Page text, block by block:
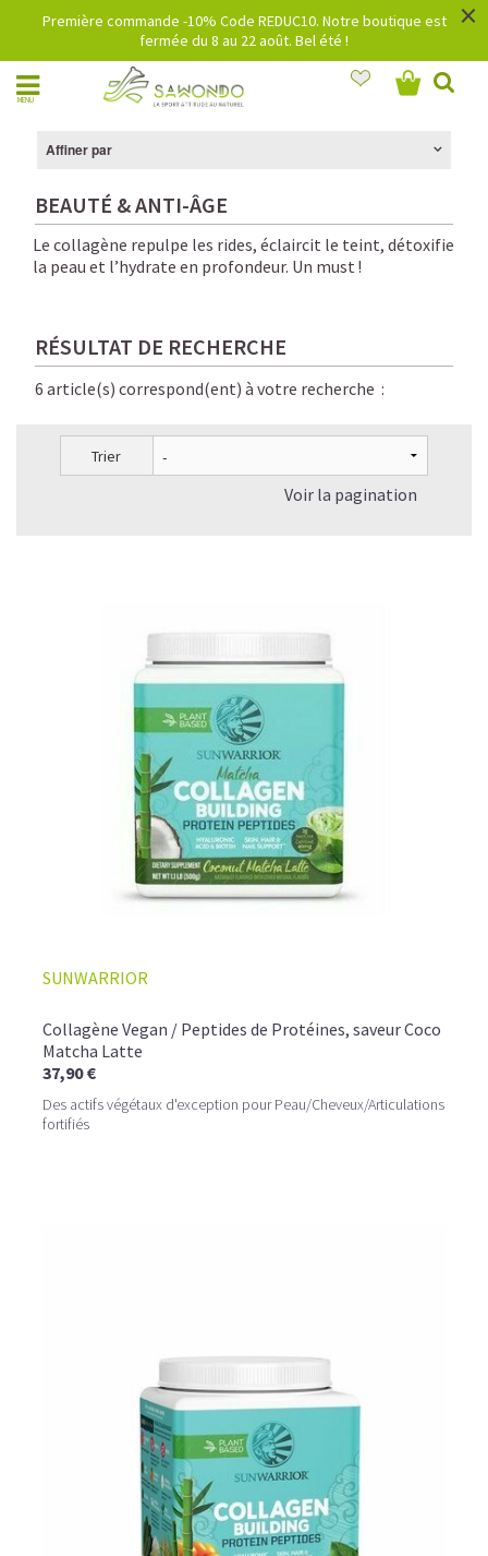
Première commande -10% Code REDUC10. Notre boutique est
fermée du 8 au 22 août. Bel été !
×
MENU
Affiner par
BEAUTÉ & ANTI-ÂGE
Le collagène repulpe les rides, éclaircit le teint, détoxifie
la peau et l’hydrate en profondeur. Un must !
RÉSULTAT DE RECHERCHE
6 article(s) correspond(ent) à votre recherche :
Trier
Voir la pagination
SUNWARRIOR
Collagène Vegan / Peptides de Protéines, saveur Coco
Matcha Latte
37,90 €
Des actifs végétaux d'exception pour Peau/Cheveux/Articulations
fortifiés